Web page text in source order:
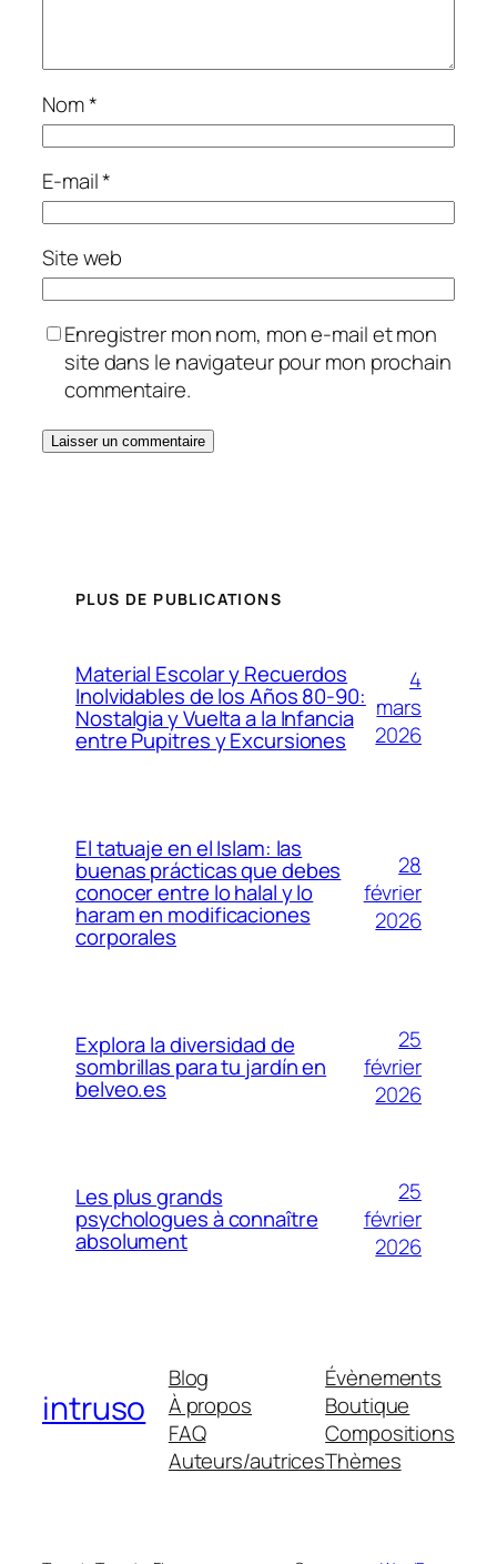
Nom*
E-mail*
Site web
Enregistrer mon nom, mon e-mail et mon
site dans le navigateur pour mon prochain
commentaire.
PLUS DE PUBLICATIONS
Material Escolar y Recuerdos
Inolvidables de los Años 80-90:
Nostalgia y Vuelta a la Infancia
entre Pupitres y Excursiones
4
mars
2026
El tatuaje en el Islam: las
buenas prácticas que debes
conocer entre lo halal y lo
haram en modificaciones
corporales
28
février
2026
Explora la diversidad de
sombrillas para tu jardín en
belveo.es
25
février
2026
Les plus grands
psychologues à connaître
absolument
25
février
2026
intruso
Blog
À propos
FAQ
Auteurs/autrices
Évènements
Boutique
Compositions
Thèmes